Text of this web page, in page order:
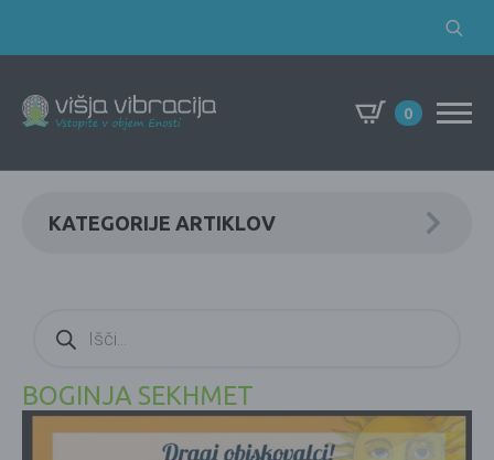
Search
0
KATEGORIJE ARTIKLOV
search
BOGINJA SEKHMET